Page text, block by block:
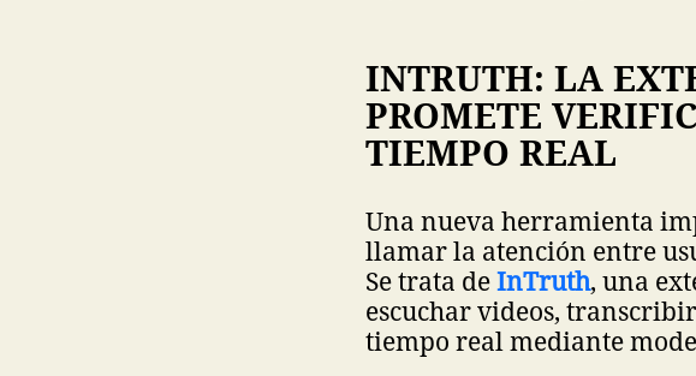
INTRUTH: LA
PROMETE
TIEMPO REAL
Una nueva herramienta
llamar la atención entre
Se trata deInTruth, una
escuchar videos,
tiempo real mediante